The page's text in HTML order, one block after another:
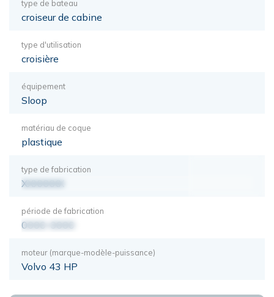
type de bateau
croiseur de cabine
type d'utilisation
croisière
équipement
Sloop
matériau de coque
plastique
type de fabrication
XXXXXXX
période de fabrication
0000-0000
moteur (marque-modèle-puissance)
Volvo 43 HP